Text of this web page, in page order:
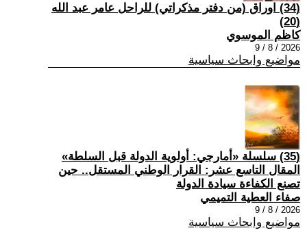
(34) اوراق (من دفتر مذكراتي) للراحل عامر عبد الله
(20)
كاظم الموسوي
2026 / 8 / 9
مواضيع وابحاث سياسية
(35) سلسلة «أمارجي: أولوية الدولة قبل السلطة»
المقال التاسع عشر: القرار الوطني المستقل.. حين
تصنع الكفاءة سيادة الدولة
صفاء العطية التميمي
2026 / 8 / 9
مواضيع وابحاث سياسية